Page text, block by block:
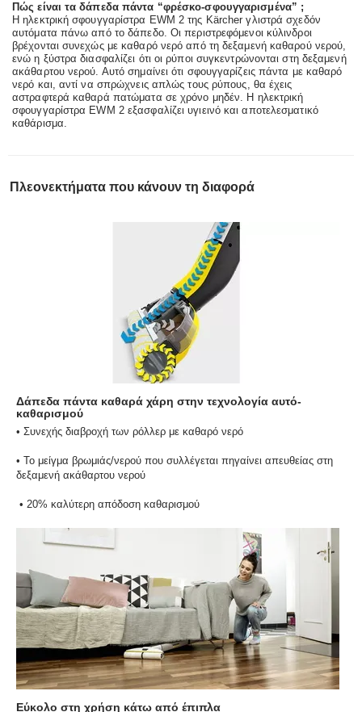
Πώς είναι τα δάπεδα πάντα “φρέσκο-σφουγγαρισμένα” ;
Η ηλεκτρική σφουγγαρίστρα EWM 2 της Kärcher γλιστρά σχεδόν
αυτόματα πάνω από το δάπεδο. Οι περιστρεφόμενοι κύλινδροι
βρέχονται συνεχώς με καθαρό νερό από τη δεξαμενή καθαρού νερού,
ενώ η ξύστρα διασφαλίζει ότι οι ρύποι συγκεντρώνονται στη δεξαμενή
ακάθαρτου νερού. Αυτό σημαίνει ότι σφουγγαρίζεις πάντα με καθαρό
νερό και, αντί να σπρώχνεις απλώς τους ρύπους, θα έχεις
αστραφτερά καθαρά πατώματα σε χρόνο μηδέν. Η ηλεκτρική
σφουγγαρίστρα EWM 2 εξασφαλίζει υγιεινό και αποτελεσματικό
καθάρισμα.
Πλεονεκτήματα που κάνουν τη διαφορά
Δάπεδα πάντα καθαρά χάρη στην τεχνολογία αυτό-
καθαρισμού
• Συνεχής διαβροχή των ρόλλερ με καθαρό νερό
• Το μείγμα βρωμιάς/νερού που συλλέγεται πηγαίνει απευθείας στη
δεξαμενή ακάθαρτου νερού
• 20% καλύτερη απόδοση καθαρισμού
Εύκολο στη χρήση κάτω από έπιπλα